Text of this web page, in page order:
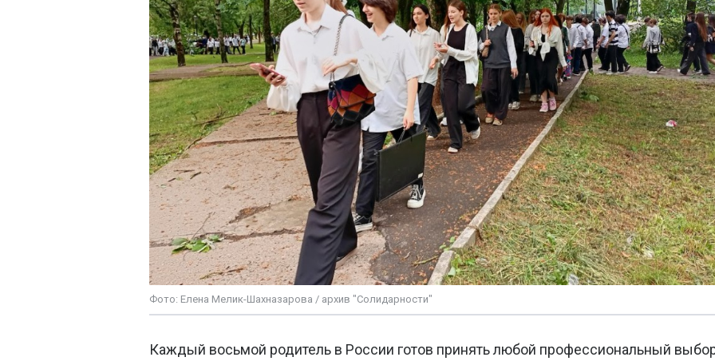
Фото: Елена Мелик-Шахназарова / архив "Солидарности"
Каждый восьмой родитель в России готов принять любой профессиональный